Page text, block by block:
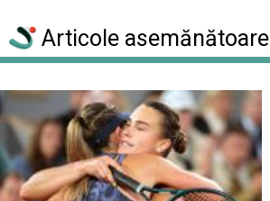
Articole asemănătoare